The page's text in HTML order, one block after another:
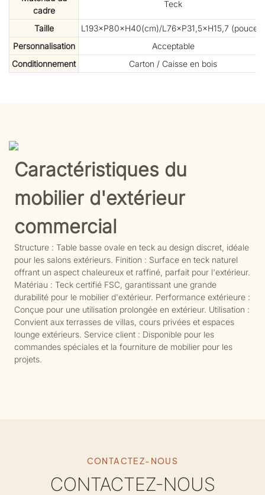
cadre
Teck
Taille
L193×P80×H40(cm)/L76×P31,5×H15,7 (pouces)
Personnalisation
Acceptable
Conditionnement
Carton / Caisse en bois
Caractéristiques du
mobilier d'extérieur
commercial
Structure : Table basse ovale en teck au design discret, idéale
pour les salons extérieurs. Finition : Surface en teck naturel
offrant un aspect chaleureux et raffiné, parfait pour l'extérieur.
Matériau : Teck certifié FSC, garantissant une grande
durabilité pour le mobilier d'extérieur. Performance extérieure :
Conçue pour une utilisation prolongée en extérieur. Utilisation :
Convient aux terrasses de villas, cours privées et espaces
lounge extérieurs. Service client : Disponible pour les
commandes spéciales et la fourniture de mobilier pour les
projets.
CONTACTEZ-NOUS
CONTACTEZ-NOUS